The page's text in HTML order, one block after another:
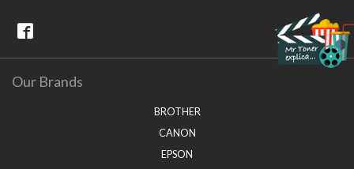
Our Brands
BROTHER
CANON
EPSON